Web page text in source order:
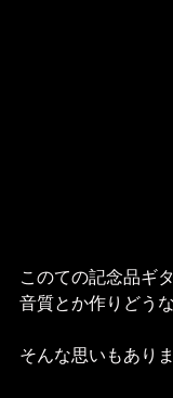
このての記念品ギ
音質とか作りどう
そんな思いもあり